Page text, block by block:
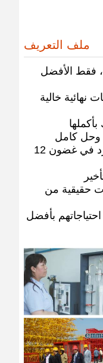
ملف التعريف
فقط الأفضل
نهائية خالية
وحل كامل
فريق المبيعات المهنية، ضمان الرد في غضون 12
حقيقية من
بأفضل